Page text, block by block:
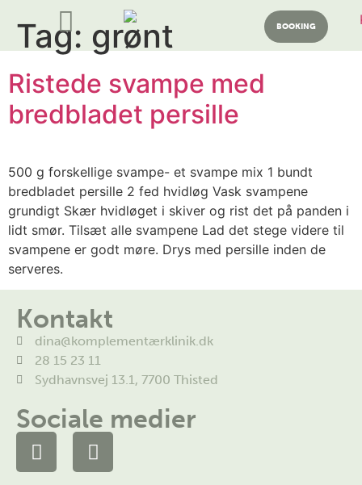
BOOKING
Tag: grønt
Ristede svampe med
bredbladet persille
500 g forskellige svampe- et svampe mix 1 bundt
bredbladet persille 2 fed hvidløg Vask svampene
grundigt Skær hvidløget i skiver og rist det på panden i
lidt smør. Tilsæt alle svampene Lad det stege videre til
svampene er godt møre. Drys med persille inden de
serveres.
Kontakt
dina@komplementærklinik.dk
28 15 23 11
Sydhavnsvej 13.1, 7700 Thisted
Sociale medier